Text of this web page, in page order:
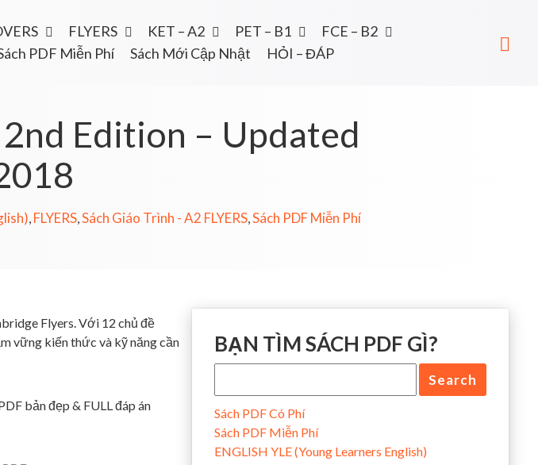
FLYERS KET – A2 PET – B1
FCE – B2
PDF Miễn Phí Sách Mới Cập Nhật HỎI – ĐÁP
2nd Edition – Updated
, FLYERS,Sách Giáo Trình - A2 FLYERS,Sách PDF Miễn Phí
Flyers. Với 12 chủ đề
vững kiến thức và kỹ năng cần
bản đẹp & FULL đáp án
BẠN TÌM SÁCH PDF GÌ?
Sách PDF Có Phí
Sách PDF Miễn Phí
ENGLISH YLE (Young Learners English)